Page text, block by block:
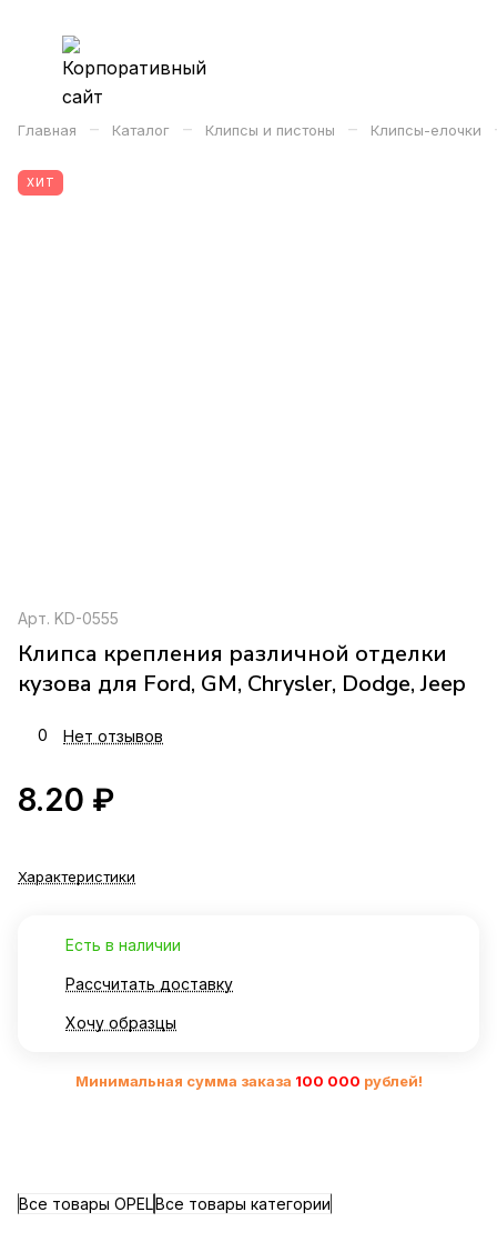
Главная – Каталог – Клипсы и пистоны – Клипсы-елочки
ХИТ
Арт. KD-0555
Клипса крепления различной отделки
кузова для Ford, GM, Chrysler, Dodge, Jeep
0 Нет отзывов
8.20 ₽
Характеристики
Есть в наличии
Рассчитать доставку
Хочу образцы
Минимальная сумма заказа 100 000 рублей!
Все товары OPELВсе товары категории